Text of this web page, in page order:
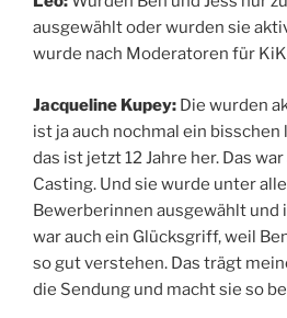
ausgewählt oder wurden sie
wurde nach Moderatoren für
Jacqueline Kupey: Die wurden
ist ja auch nochmal ein bisschen
das ist jetzt 12 Jahre her. Das
Casting. Und sie wurde unter
Bewerberinnen ausgewählt und
war auch ein Glücksgriff, weil
so gut verstehen. Das trägt
die Sendung und macht sie so